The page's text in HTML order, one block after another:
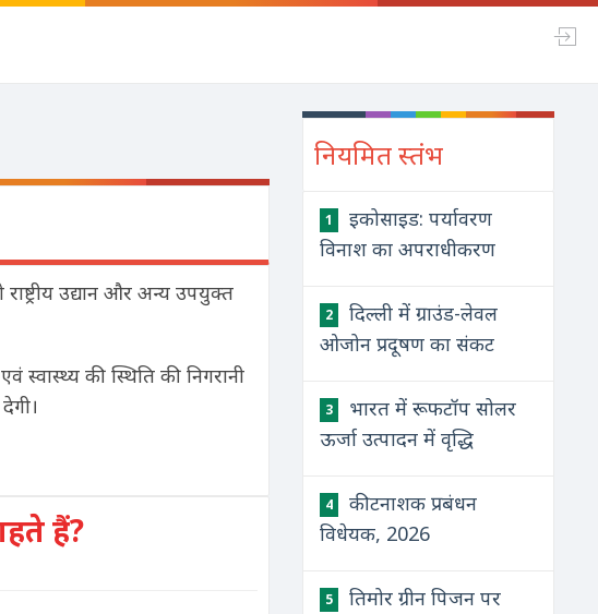
उद्यान और अन्य उपयुक्त
स्वास्थ्य की स्थिति की निगरानी
हैं?
नियमित स्तंभ
1
इकोसाइड: पर्यावरण
विनाश का अपराधीकरण
2
दिल्ली में ग्राउंड-लेवल
ओजोन प्रदूषण का संकट
3
भारत में रूफटॉप सोलर
ऊर्जा उत्पादन में वृद्धि
4
कीटनाशक प्रबंधन
विधेयक, 2026
5
तिमोर ग्रीन पिजन पर